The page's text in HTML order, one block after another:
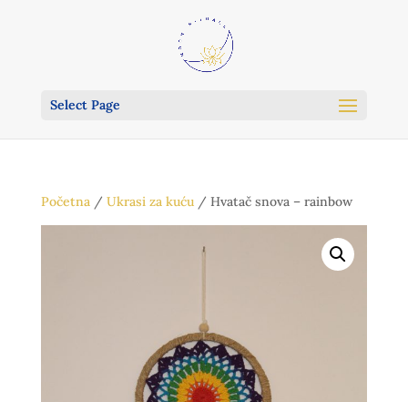
Select Page
Početna/ Ukrasi za kuću/ Hvatač snova – rainbow